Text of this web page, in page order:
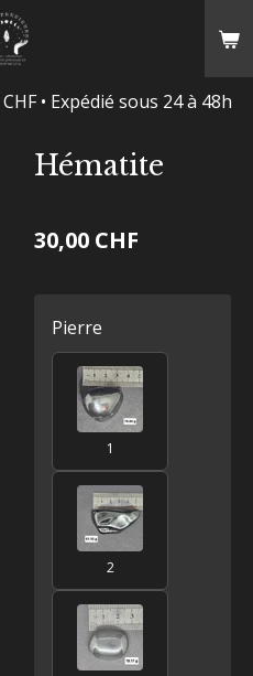
• Expédié sous 24 à 48h
Hématite
30,00 CHF
Pierre
1
2